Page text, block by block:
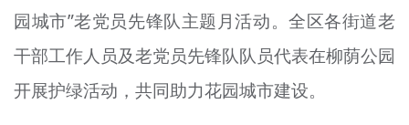
资料库
+
园城市”老党员先锋队主题月活动。全区各街道老
干部工作人员及老党员先锋队队员代表在柳荫公园
开展护绿活动，共同助力花园城市建设。